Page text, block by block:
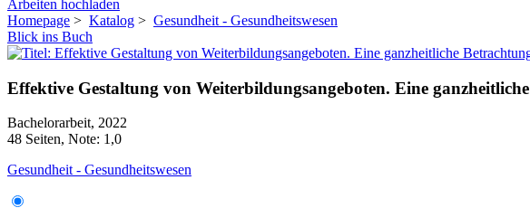
Arbeiten hochladen
Homepage > Katalog > Gesundheit - Gesundheitswesen
Blick ins Buch
Effektive Gestaltung von Weiterbildungsangeboten. Eine
Bachelorarbeit, 2022
48 Seiten, Note: 1,0
Gesundheit - Gesundheitswesen